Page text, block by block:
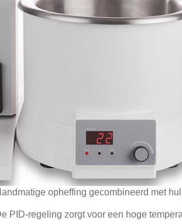
opheffing gecombineerd met
PID-regeling zorgt voor een hoge